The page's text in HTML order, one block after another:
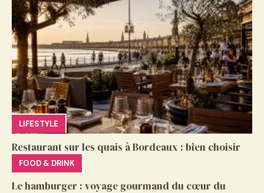
LIFESTYLE
Restaurant sur les quais à Bordeaux : bien choisir
FOOD & DRINK
Le hamburger : voyage gourmand du cœur du